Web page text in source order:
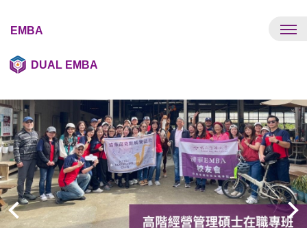
到
內
EMBA
DUAL EMBA